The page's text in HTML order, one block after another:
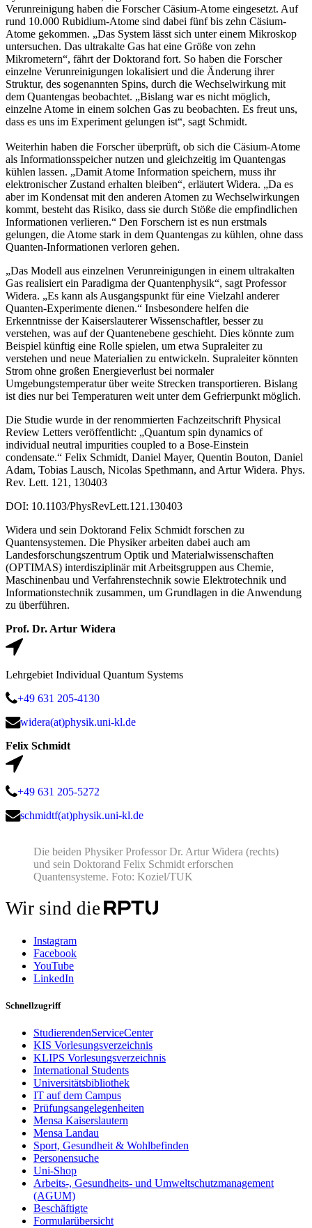
Verunreinigung haben die Forscher Cäsium-Atome eingesetzt. Auf
rund 10.000 Rubidium-Atome sind dabei fünf bis zehn Cäsium-
Atome gekommen. „Das System lässt sich unter einem Mikroskop
untersuchen. Das ultrakalte Gas hat eine Größe von zehn
Mikrometern“, fährt der Doktorand fort. So haben die Forscher
einzelne Verunreinigungen lokalisiert und die Änderung ihrer
Struktur, des sogenannten Spins, durch die Wechselwirkung mit
dem Quantengas beobachtet. „Bislang war es nicht möglich,
einzelne Atome in einem solchen Gas zu beobachten. Es freut uns,
dass es uns im Experiment gelungen ist“, sagt Schmidt.
Weiterhin haben die Forscher überprüft, ob sich die Cäsium-Atome
als Informationsspeicher nutzen und gleichzeitig im Quantengas
kühlen lassen. „Damit Atome Information speichern, muss ihr
elektronischer Zustand erhalten bleiben“, erläutert Widera. „Da es
aber im Kondensat mit den anderen Atomen zu Wechselwirkungen
kommt, besteht das Risiko, dass sie durch Stöße die empfindlichen
Informationen verlieren.“ Den Forschern ist es nun erstmals
gelungen, die Atome stark in dem Quantengas zu kühlen, ohne dass
Quanten-Informationen verloren gehen.
„Das Modell aus einzelnen Verunreinigungen in einem ultrakalten
Gas realisiert ein Paradigma der Quantenphysik“, sagt Professor
Widera. „Es kann als Ausgangspunkt für eine Vielzahl anderer
Quanten-Experimente dienen.“ Insbesondere helfen die
Erkenntnisse der Kaiserslauterer Wissenschaftler, besser zu
verstehen, was auf der Quantenebene geschieht. Dies könnte zum
Beispiel künftig eine Rolle spielen, um etwa Supraleiter zu
verstehen und neue Materialien zu entwickeln. Supraleiter könnten
Strom ohne großen Energieverlust bei normaler
Umgebungstemperatur über weite Strecken transportieren. Bislang
ist dies nur bei Temperaturen weit unter dem Gefrierpunkt möglich.
Die Studie wurde in der renommierten Fachzeitschrift Physical
Review Letters veröffentlicht: „Quantum spin dynamics of
individual neutral impurities coupled to a Bose-Einstein
condensate.“ Felix Schmidt, Daniel Mayer, Quentin Bouton, Daniel
Adam, Tobias Lausch, Nicolas Spethmann, and Artur Widera. Phys.
Rev. Lett. 121, 130403
DOI: 10.1103/PhysRevLett.121.130403
Widera und sein Doktorand Felix Schmidt forschen zu
Quantensystemen. Die Physiker arbeiten dabei auch am
Landesforschungszentrum Optik und Materialwissenschaften
(OPTIMAS) interdisziplinär mit Arbeitsgruppen aus Chemie,
Maschinenbau und Verfahrenstechnik sowie Elektrotechnik und
Informationstechnik zusammen, um Grundlagen in die Anwendung
zu überführen.
Prof. Dr. Artur Widera
Lehrgebiet Individual Quantum Systems
+49 631 205-4130
widera(at)physik.uni-kl.de
Felix Schmidt
+49 631 205-5272
schmidtf(at)physik.uni-kl.de
Die beiden Physiker Professor Dr. Artur Widera (rechts)
und sein Doktorand Felix Schmidt erforschen
Quantensysteme. Foto: Koziel/TUK
Wir sind die
Instagram
Facebook
YouTube
LinkedIn
Schnellzugriff
StudierendenServiceCenter
KIS Vorlesungsverzeichnis
KLIPS Vorlesungsverzeichnis
International Students
Universitätsbibliothek
IT auf dem Campus
Prüfungsangelegenheiten
Mensa Kaiserslautern
Mensa Landau
Sport, Gesundheit & Wohlbefinden
Personensuche
Uni-Shop
Arbeits-, Gesundheits- und Umweltschutzmanagement
(AGUM)
Beschäftigte
Formularübersicht